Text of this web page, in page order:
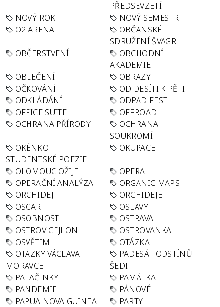
PŘEDSEVZETÍ
NOVÝ ROK
NOVÝ SEMESTR
O2 ARENA
OBČANSKÉ
SDRUŽENÍ ŠVAGR
OBČERSTVENÍ
OBCHODNÍ
AKADEMIE
OBLEČENÍ
OBRAZY
OČKOVÁNÍ
OD DESÍTI K PĚTI
ODKLÁDÁNÍ
ODPAD FEST
OFFICE SUITE
OFFROAD
OCHRANA PŘÍRODY
OCHRANA
SOUKROMÍ
OKÉNKO
STUDENTSKÉ POEZIE
OKUPACE
OLOMOUC OŽIJE
OPERA
OPERAČNÍ ANALÝZA
ORGANIC MAPS
ORCHIDEJ
ORCHIDEJE
OSCAR
OSLAVY
OSOBNOST
OSTRAVA
OSTROV CEJLON
OSTROVANKA
OSVĚTIM
OTÁZKA
OTÁZKY VÁCLAVA
MORAVCE
PADESÁT ODSTÍNŮ
ŠEDI
PALAČINKY
PAMÁTKA
PANDEMIE
PÁNOVÉ
PAPUA NOVA GUINEA
PARTY